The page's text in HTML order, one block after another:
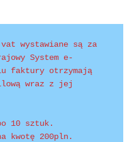
wystawiane są za
System e-
faktury otrzymają
wraz z jej
10 sztuk.
kwotę 200pln.